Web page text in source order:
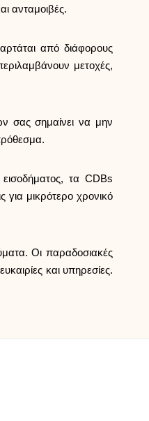
ανταμοιβές.
από διάφορους
μετοχές,
σας σημαίνει να μην
τα CDBs
για μικρότερο χρονικό
Οι παραδοσιακές
και υπηρεσίες.